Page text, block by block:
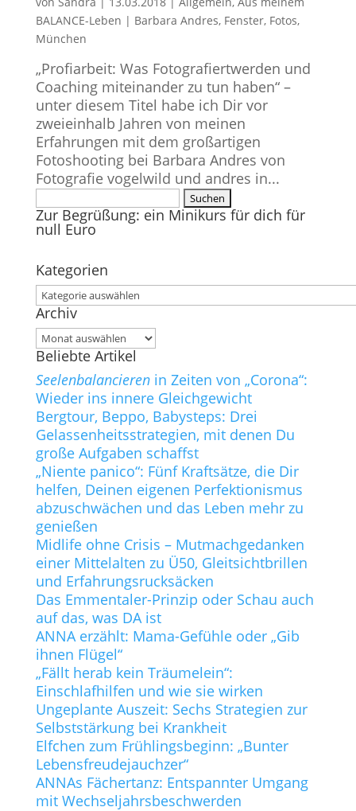
BALANCE-Leben | Barbara Andres, Fenster, Fotos,
München
„Profiarbeit: Was Fotografiertwerden und
Coaching miteinander zu tun haben“ –
unter diesem Titel habe ich Dir vor
zweieinhalb Jahren von meinen
Erfahrungen mit dem großartigen
Fotoshooting bei Barbara Andres von
Fotografie vogelwild und andres in...
nach:
Zur Begrüßung: ein Minikurs für dich für
null Euro
Kategorien
Kategorien
Archiv
Archiv
Beliebte Artikel
Seelenbalancierenin Zeiten von „Corona“:
Wieder ins innere Gleichgewicht
Bergtour, Beppo, Babysteps: Drei
Gelassenheitsstrategien, mit denen Du
große Aufgaben schaffst
„Niente panico“: Fünf Kraftsätze, die Dir
helfen, Deinen eigenen Perfektionismus
abzuschwächen und das Leben mehr zu
genießen
Midlife ohne Crisis – Mutmachgedanken
einer Mittelalten zu Ü50, Gleitsichtbrillen
und Erfahrungsrucksäcken
Das Emmentaler-Prinzip oder Schau auch
auf das, was DA ist
ANNA erzählt: Mama-Gefühle oder „Gib
ihnen Flügel“
„Fällt herab kein Träumelein“:
Einschlafhilfen und wie sie wirken
Ungeplante Auszeit: Sechs Strategien zur
Selbststärkung bei Krankheit
Elfchen zum Frühlingsbeginn: „Bunter
Lebensfreudejauchzer“
ANNAs Fächertanz: Entspannter Umgang
mit Wechseljahrsbeschwerden